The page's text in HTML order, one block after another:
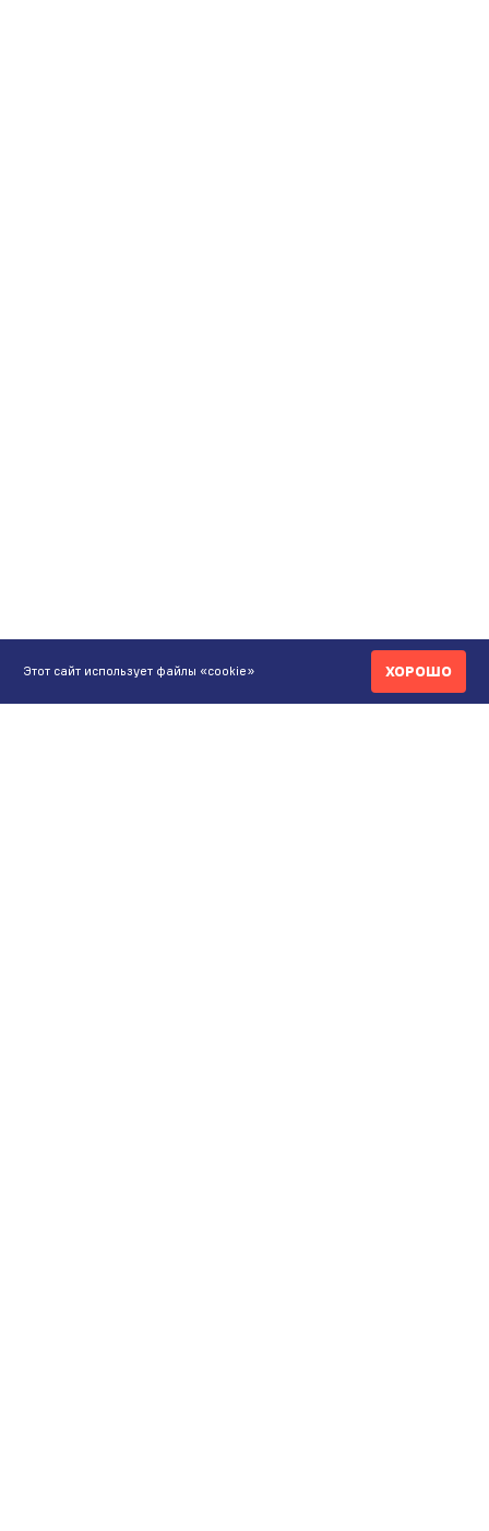
Этот сайт использует файлы «cookie» ХОРОШО